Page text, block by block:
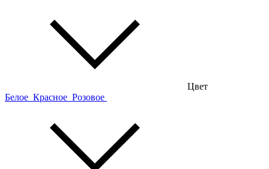
Цвет
Белое Красное Розовое